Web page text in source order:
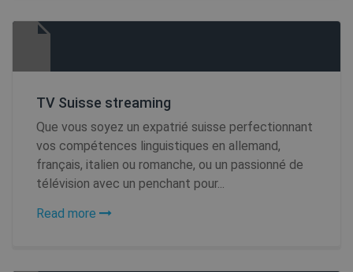
TV Suisse streaming
Que vous soyez un expatrié suisse perfectionnant
vos compétences linguistiques en allemand,
français, italien ou romanche, ou un passionné de
télévision avec un penchant pour...
Read more